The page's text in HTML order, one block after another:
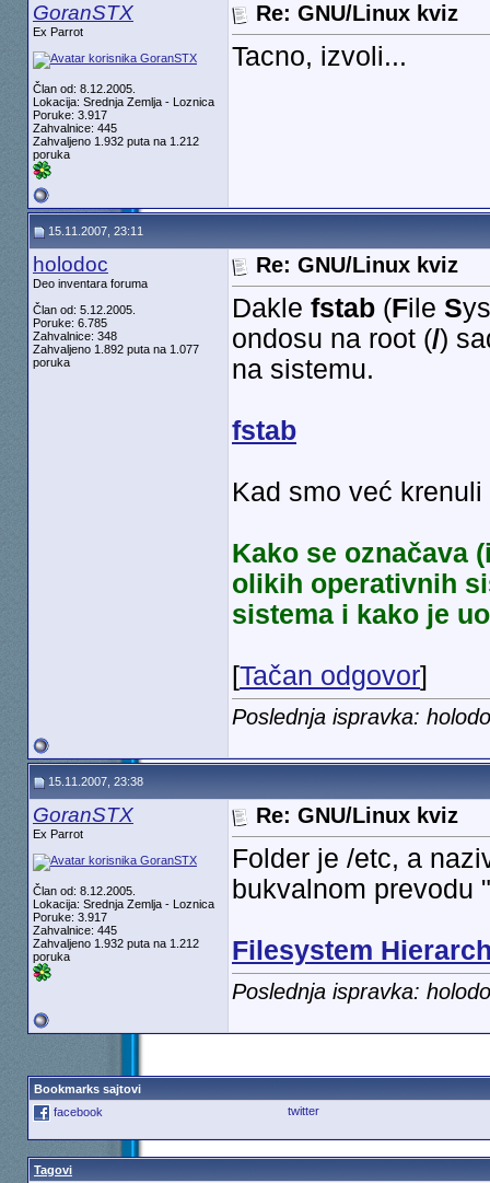
GoranSTX
Ex Parrot
Član od: 8.12.2005.
Lokacija: Srednja Zemlja - Loznica
Poruke: 3.917
Zahvalnice: 445
Zahvaljeno 1.932 puta na 1.212
poruka
Re: GNU/Linux kviz
Tacno, izvoli...
15.11.2007, 23:11
holodoc
Deo inventara foruma
Član od: 5.12.2005.
Poruke: 6.785
Zahvalnice: 348
Zahvaljeno 1.892 puta na 1.077
poruka
Re: GNU/Linux kviz
Dakle fstab(File S
ondosu na root (/)
na sistemu.
fstab
Kad smo već
Kako se označava
olikih operativnih
sistema i kako je
[Tačan odgovor]
Poslednja ispravka:
15.11.2007, 23:38
GoranSTX
Ex Parrot
Član od: 8.12.2005.
Lokacija: Srednja Zemlja - Loznica
Poruke: 3.917
Zahvalnice: 445
Zahvaljeno 1.932 puta na 1.212
poruka
Re: GNU/Linux kviz
Folder je /etc, a
bukvalnom prevodu
Filesystem
Poslednja ispravka:
Bookmarks sajtovi
facebook
twitter
Tagovi